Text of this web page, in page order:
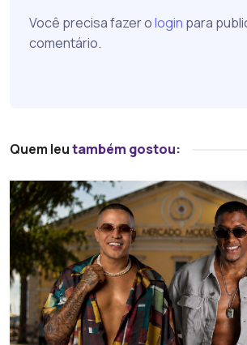
Você precisa fazer ologin para
comentário.
Quem leutambém gostou: